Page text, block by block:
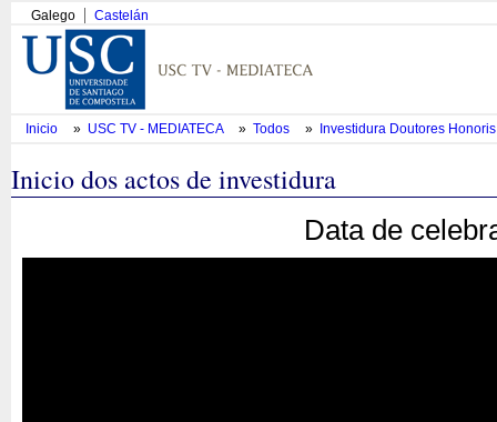
Galego Castelán
Inicio » USC TV - MEDIATECA » Todos » Investidura Doutores
Inicio dos actos de investidura
Data de